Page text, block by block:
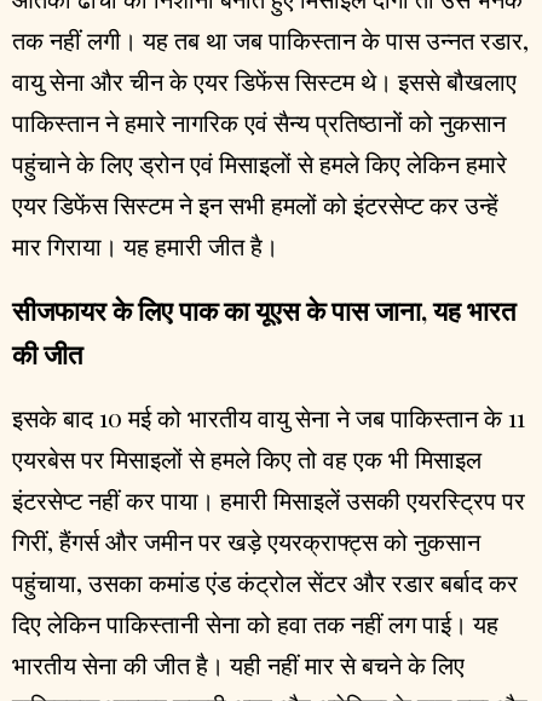
तक नहीं लगी। यह तब था जब पाकिस्तान के पास उन्नत रडार,
वायु सेना और चीन के एयर डिफेंस सिस्टम थे। इससे बौखलाए
पाकिस्तान ने हमारे नागरिक एवं सैन्य प्रतिष्ठानों को नुकसान
पहुंचाने के लिए ड्रोन एवं मिसाइलों से हमले किए लेकिन हमारे
एयर डिफेंस सिस्टम ने इन सभी हमलों को इंटरसेप्ट कर उन्हें
मार गिराया। यह हमारी जीत है।
सीजफायर के लिए पाक का यूएस के पास जाना, यह भारत
की जीत
इसके बाद 10 मई को भारतीय वायु सेना ने जब पाकिस्तान के 11
एयरबेस पर मिसाइलों से हमले किए तो वह एक भी मिसाइल
इंटरसेप्ट नहीं कर पाया। हमारी मिसाइलें उसकी एयरस्ट्रिप पर
गिरीं, हैंगर्स और जमीन पर खड़े एयरक्राफ्ट्स को नुकसान
पहुंचाया, उसका कमांड एंड कंट्रोल सेंटर और रडार बर्बाद कर
दिए लेकिन पाकिस्तानी सेना को हवा तक नहीं लग पाई। यह
भारतीय सेना की जीत है। यही नहीं मार से बचने के लिए